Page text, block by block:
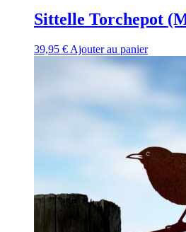
Sittelle Torchepot
39,95 € Ajouter au panier